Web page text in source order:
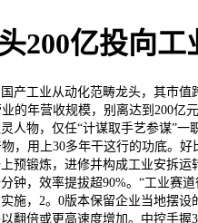
200亿投向工
工业从动化范畴龙头，其市值跨
的年营收规模，别离达到200亿
人物，仅任“计谋取手艺参谋”
，用上30多年干这行的功底。
预锻炼，进修并构成工业安拆
钟，效率提拔超90%。“工业赛
施，2。0版本保留企业当地摆
翻倍或更高速度增加。中控手